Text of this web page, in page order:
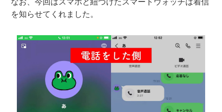
を知らせてくれました。